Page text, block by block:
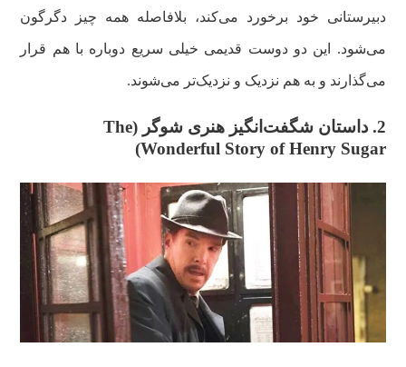
دبیرستانی خود برخورد می‌کند، بلافاصله همه چیز دگرگون
می‌شود. این دو دوست قدیمی خیلی سریع دوباره با هم قرار
می‌گذارند و به هم نزدیک و نزدیک‌تر می‌شوند.
2. داستان شگفت‌انگیز هنری شوگر (The
Wonderful Story of Henry Sugar)